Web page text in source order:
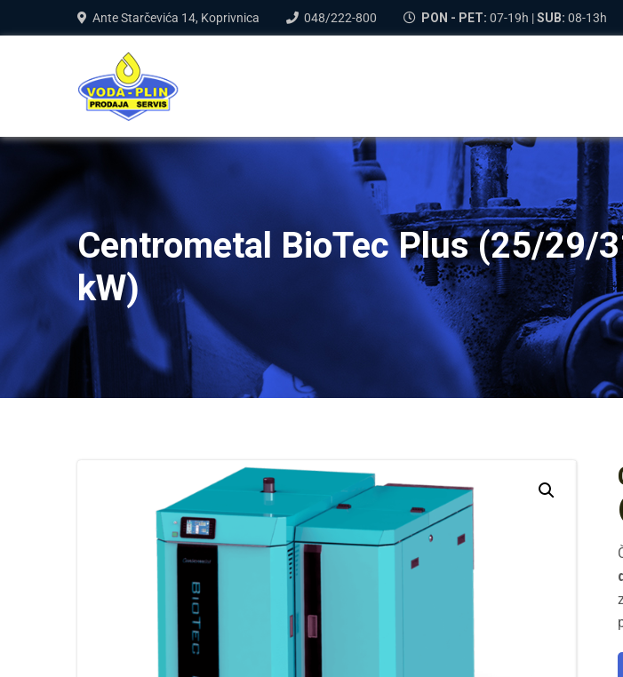
Ante Starčevića 14, Koprivnica 048/222-800 PON - PET: 07-19h |SUB: 08-13h
Centrometal BioTec Plus (25/29/
kW)